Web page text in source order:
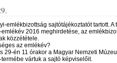
emlékbizottság sajtótájékoztatót tartott. A
2016 meghirdetése, az
közzététele.
az emlékév?
29-én 11 órakor a Magyar Nemzeti
vártuk a sajtó képviselőit.